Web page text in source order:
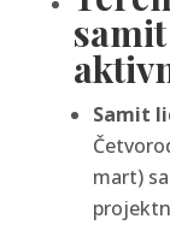
Samit
mart)